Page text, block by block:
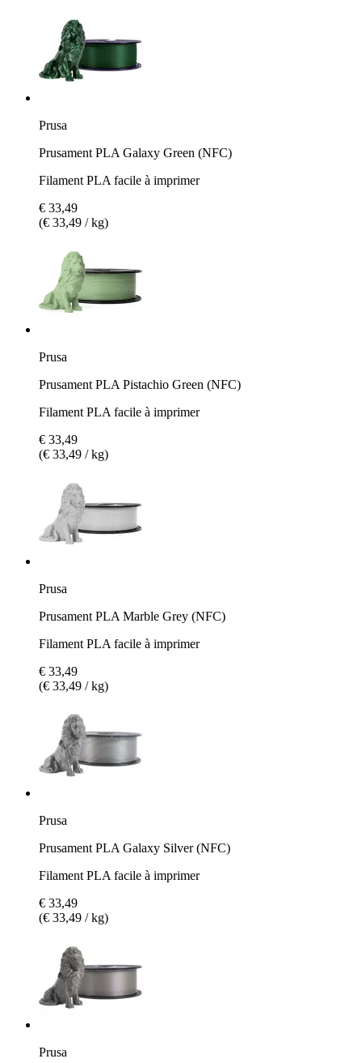
Prusa
Prusament PLA Galaxy Green (NFC)
Filament PLA facile à imprimer
€ 33,49
(€ 33,49 / kg)
Prusa
Prusament PLA Pistachio Green (NFC)
Filament PLA facile à imprimer
€ 33,49
(€ 33,49 / kg)
Prusa
Prusament PLA Marble Grey (NFC)
Filament PLA facile à imprimer
€ 33,49
(€ 33,49 / kg)
Prusa
Prusament PLA Galaxy Silver (NFC)
Filament PLA facile à imprimer
€ 33,49
(€ 33,49 / kg)
Prusa